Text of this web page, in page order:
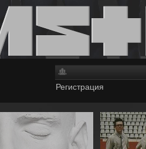
Регистрация